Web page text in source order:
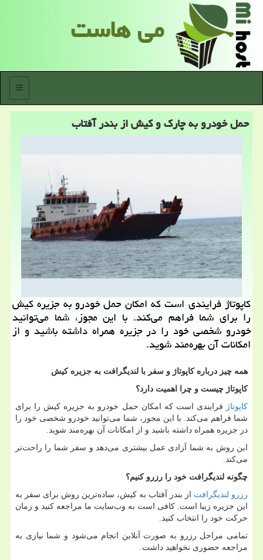
می هاست
منو
حمل خودرو به چارک و کیش از بندر آفتاب
کاپوتاژ فرایندی است که امکان حمل خودرو به جزیره کیش
را برای شما فراهم می‌کند. با این مجوز، شما می‌توانید
خودرو شخصی خود را در جزیره همراه داشته باشید و از
امکانات آن بهره‌مند شوید.
همه چیز درباره کاپوتاژ و سفر با لندیگرافت به جزیره کیش
کاپوتاژ چیست و چرا اهمیت دارد؟
کاپوتاژ فرایندی است که امکان حمل خودرو به جزیره کیش را برای
شما فراهم می‌کند. با این مجوز، شما می‌توانید خودرو شخصی خود را
در جزیره همراه داشته باشید و از امکانات آن بهره‌مند شوید.
این روش به شما آزادی عمل بیشتری می‌دهد و سفر شما را راحت‌تر
می‌کند.
چگونه لندیگرافت خود را رزرو کنیم؟
رزرو لندیگرافت از بندر آفتاب به کیش، ساده‌ترین روش برای سفر به
این جزیره زیبا است. کافی است به وب‌سایت ما مراجعه کنید و زمان
حرکت خود را انتخاب کنید.
تمامی مراحل رزرو به صورت آنلاین انجام می‌شود و شما نیازی به
مراجعه حضوری نخواهید داشت.